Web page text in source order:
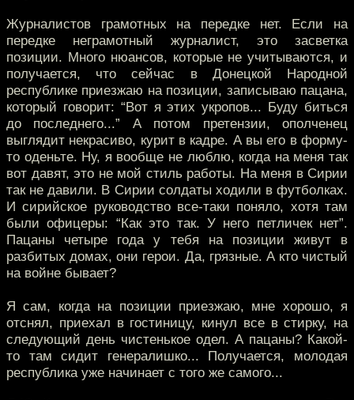
Журналистов грамотных на передке нет. Если на
передке неграмотный журналист, это засветка
позиции. Много нюансов, которые не учитываются, и
получается, что сейчас в Донецкой Народной
республике приезжаю на позиции, записываю пацана,
который говорит: “Вот я этих укропов... Буду биться
до последнего...” А потом претензии, ополченец
выглядит некрасиво, курит в кадре. А вы его в форму-
то оденьте. Ну, я вообще не люблю, когда на меня так
вот давят, это не мой стиль работы. На меня в Сирии
так не давили. В Сирии солдаты ходили в футболках.
И сирийское руководство все-таки поняло, хотя там
были офицеры: “Как это так. У него петличек нет”.
Пацаны четыре года у тебя на позиции живут в
разбитых домах, они герои. Да, грязные. А кто чистый
на войне бывает?
Я сам, когда на позиции приезжаю, мне хорошо, я
отснял, приехал в гостиницу, кинул все в стирку, на
следующий день чистенькое одел. А пацаны? Какой-
то там сидит генералишко... Получается, молодая
республика уже начинает с того же самого...